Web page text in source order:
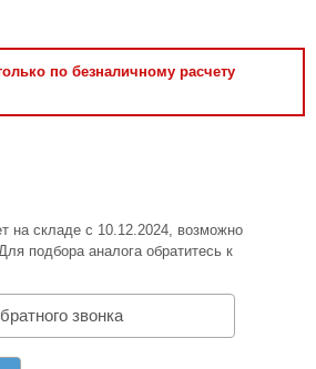
по безналичному расчету
на складе с 10.12.2024, возможно
подбора аналога обратитесь к
звонка